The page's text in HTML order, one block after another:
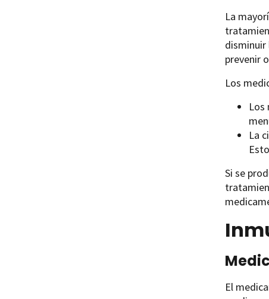
La
disminuir
prevenir
Los
Los
La
Si se
El